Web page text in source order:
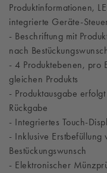
Produktinformationen,
integrierte Geräte-
- Beschriftung mit
nach
- 4 Produktebenen, pro
gleichen Produkts
- Produktausgabe
Rückgabe
- Integriertes Touch-
- Inklusive
Bestückungswunsch
- Elektronischer